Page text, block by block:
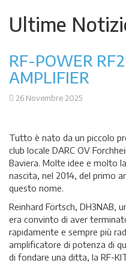
Ultime
RF-POWER
AMPLIFIER
26 Novembre 2025
Tutto è nato da un piccolo
club locale DARC OV
Baviera. Molte idee e molto
nascita, nel 2014, del primo
questo nome.
Reinhard Förtsch, DH3NAB,
era convinto di aver
rapidamente e sempre più
amplificatore di potenza di
di fondare una ditta, la RF-